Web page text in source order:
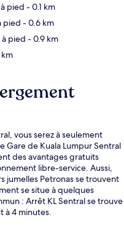
pied - 0.1 km
pied - 0.6 km
à pied - 0.9 km
km
vous serez à seulement
Gare de Kuala Lumpur Sentral
des avantages gratuits
libre-service. Aussi,
jumelles Petronas se trouvent
se situe à quelques
: Arrêt KL Sentral se trouve
à 4 minutes.